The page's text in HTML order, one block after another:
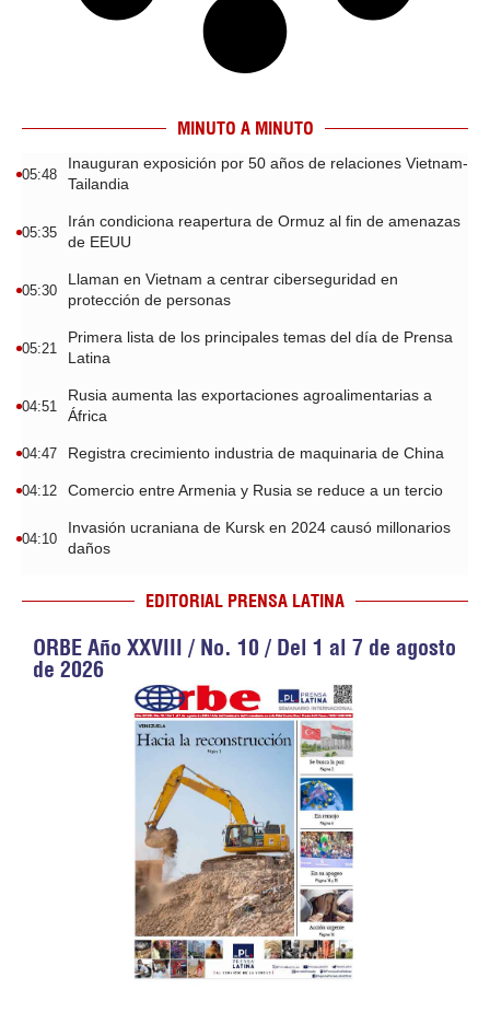
MINUTO A MINUTO
05:48
Inauguran exposición por 50 años de relaciones Vietnam-
Tailandia
05:35
Irán condiciona reapertura de Ormuz al fin de amenazas
de EEUU
05:30
Llaman en Vietnam a centrar ciberseguridad en
protección de personas
05:21
Primera lista de los principales temas del día de Prensa
Latina
04:51
Rusia aumenta las exportaciones agroalimentarias a
África
04:47 Registra crecimiento industria de maquinaria de China
04:12 Comercio entre Armenia y Rusia se reduce a un tercio
04:10
Invasión ucraniana de Kursk en 2024 causó millonarios
daños
EDITORIAL PRENSA LATINA
ORBE Año XXVIII / No. 10 / Del 1 al 7 de agosto
de 2026